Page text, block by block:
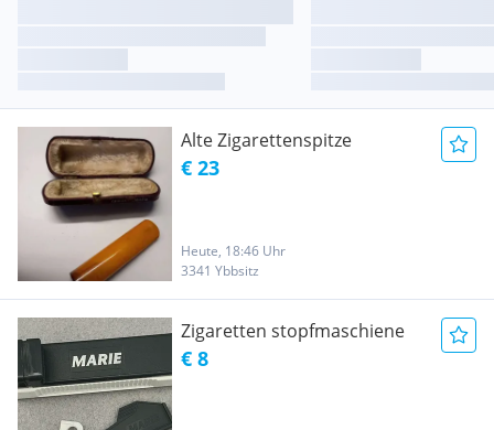
Alte Zigarettenspitze
€ 23
Heute, 18:46 Uhr
3341 Ybbsitz
Zigaretten stopfmaschiene
€ 8